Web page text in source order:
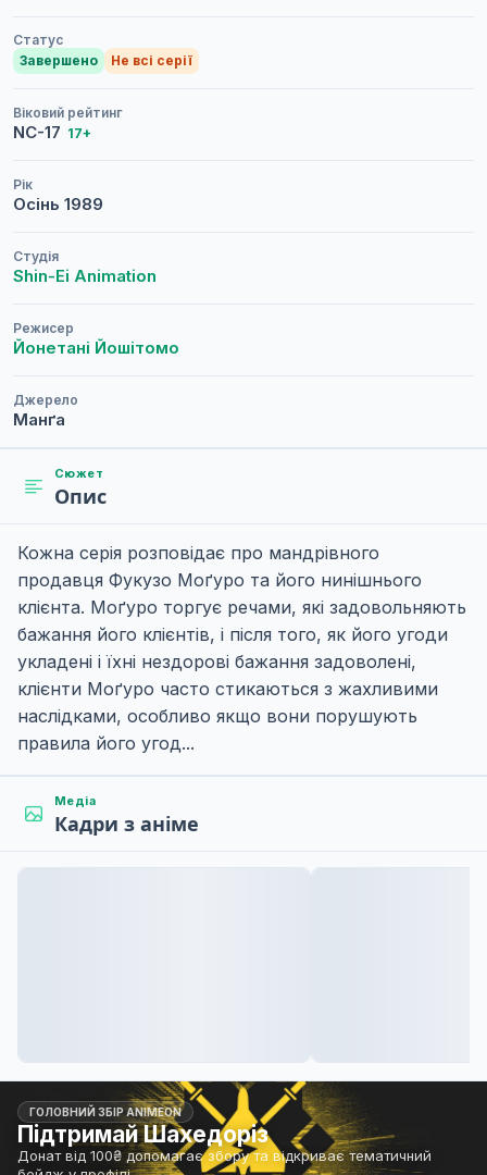
Статус
Завершено
Не всі серії
Віковий рейтинг
NC-17 17+
Рік
Осінь 1989
Студія
Shin-Ei Animation
Режисер
Йонетані Йошітомо
Джерело
Манґа
Сюжет
Опис
Кожна серія розповідає про мандрівного
продавця Фукузо Моґуро та його нинішнього
клієнта. Моґуро торгує речами, які задовольняють
бажання його клієнтів, і після того, як його угоди
укладені і їхні нездорові бажання задоволені,
клієнти Моґуро часто стикаються з жахливими
наслідками, особливо якщо вони порушують
правила його угод...
Медіа
Кадри з аніме
ГОЛОВНИЙ ЗБІР ANIMEON
Підтримай Шахедоріз
Донат від 100₴ допомагає збору та відкриває тематичний